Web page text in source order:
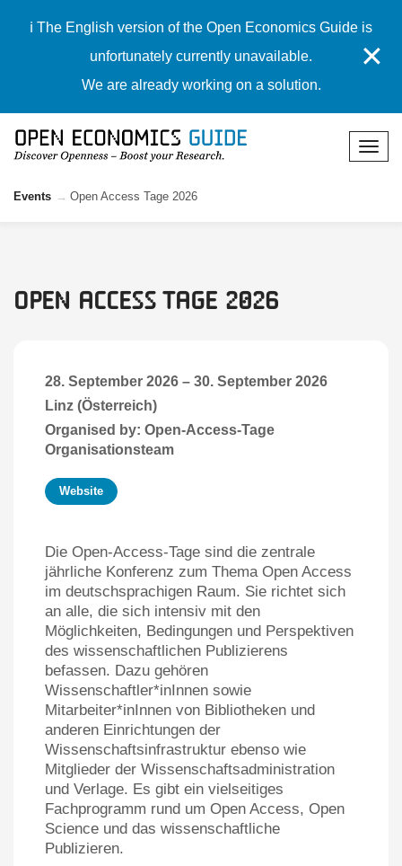
ℹ️ The English version of the Open Economics Guide is
unfortunately currently unavailable.
We are already working on a solution.
✕
Events Open Access Tage 2026
Open Access Tage 2026
28. September 2026 – 30. September 2026
Linz (Österreich)
Organised by: Open-Access-Tage
Organisationsteam
Website
Die Open-Access-Tage sind die zentrale
jährliche Konferenz zum Thema Open Access
im deutschsprachigen Raum. Sie richtet sich
an alle, die sich intensiv mit den
Möglichkeiten, Bedingungen und Perspektiven
des wissenschaftlichen Publizierens
befassen. Dazu gehören
Wissenschaftler*inInnen sowie
Mitarbeiter*inInnen von Bibliotheken und
anderen Einrichtungen der
Wissenschaftsinfrastruktur ebenso wie
Mitglieder der Wissenschaftsadministration
und Verlage. Es gibt ein vielseitiges
Fachprogramm rund um Open Access, Open
Science und das wissenschaftliche
Publizieren.